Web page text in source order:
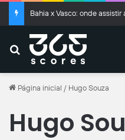
Bahia x Vasco: onde assistir
Buscar
Página inicial / Hugo Souza
Hugo